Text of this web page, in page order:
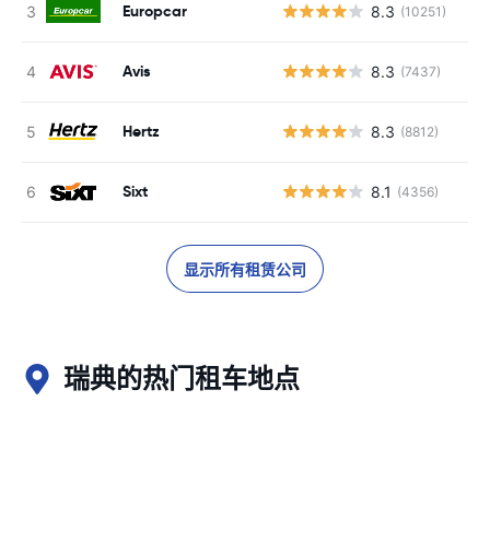
Europcar 8.3 (10251)
Avis 8.3 (7437)
Hertz 8.3 (8812)
Sixt 8.1 (4356)
显示所有租赁公司
瑞典的热门租车地点